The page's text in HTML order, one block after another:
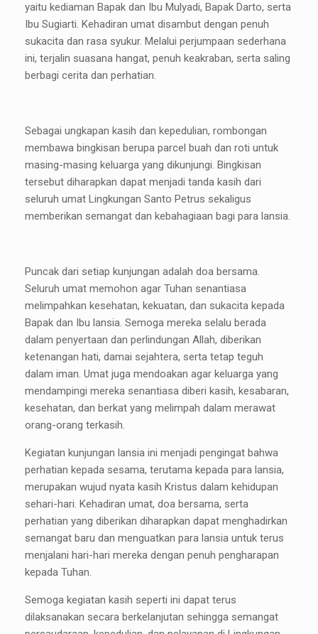
yaitu kediaman Bapak dan Ibu Mulyadi, Bapak Darto, serta
Ibu Sugiarti. Kehadiran umat disambut dengan penuh
sukacita dan rasa syukur. Melalui perjumpaan sederhana
ini, terjalin suasana hangat, penuh keakraban, serta saling
berbagi cerita dan perhatian.
Sebagai ungkapan kasih dan kepedulian, rombongan
membawa bingkisan berupa parcel buah dan roti untuk
masing-masing keluarga yang dikunjungi. Bingkisan
tersebut diharapkan dapat menjadi tanda kasih dari
seluruh umat Lingkungan Santo Petrus sekaligus
memberikan semangat dan kebahagiaan bagi para lansia.
Puncak dari setiap kunjungan adalah doa bersama.
Seluruh umat memohon agar Tuhan senantiasa
melimpahkan kesehatan, kekuatan, dan sukacita kepada
Bapak dan Ibu lansia. Semoga mereka selalu berada
dalam penyertaan dan perlindungan Allah, diberikan
ketenangan hati, damai sejahtera, serta tetap teguh
dalam iman. Umat juga mendoakan agar keluarga yang
mendampingi mereka senantiasa diberi kasih, kesabaran,
kesehatan, dan berkat yang melimpah dalam merawat
orang-orang terkasih.
Kegiatan kunjungan lansia ini menjadi pengingat bahwa
perhatian kepada sesama, terutama kepada para lansia,
merupakan wujud nyata kasih Kristus dalam kehidupan
sehari-hari. Kehadiran umat, doa bersama, serta
perhatian yang diberikan diharapkan dapat menghadirkan
semangat baru dan menguatkan para lansia untuk terus
menjalani hari-hari mereka dengan penuh pengharapan
kepada Tuhan.
Semoga kegiatan kasih seperti ini dapat terus
dilaksanakan secara berkelanjutan sehingga semangat